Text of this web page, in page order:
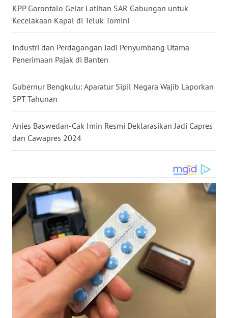
KPP Gorontalo Gelar Latihan SAR Gabungan untuk
Kecelakaan Kapal di Teluk Tomini
Industri dan Perdagangan Jadi Penyumbang Utama
Penerimaan Pajak di Banten
Gubernur Bengkulu: Aparatur Sipil Negara Wajib Laporkan
SPT Tahunan
Anies Baswedan-Cak Imin Resmi Deklarasikan Jadi Capres
dan Cawapres 2024
WN
KALTIM
SULSEL
GORONTALO
SULUT
WN
MALUT
WN
DAIRI
WN
DANAU